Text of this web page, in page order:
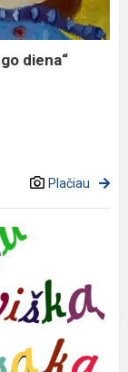
diena“
Plačiau